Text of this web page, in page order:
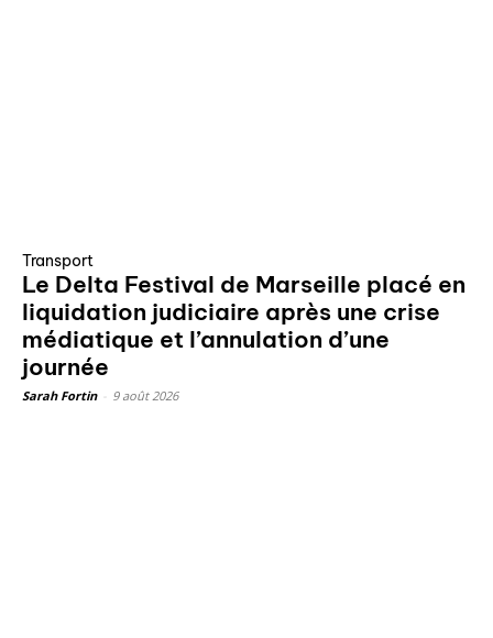
Transport
Le Delta Festival de Marseille placé en
liquidation judiciaire après une crise
médiatique et l’annulation d’une
journée
Sarah Fortin 9 août 2026